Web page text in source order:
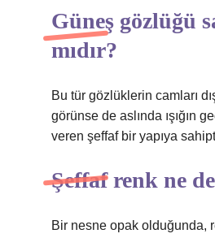
Güneş gözlüğü
mıdır?
Bu tür gözlüklerin camları
görünse de aslında ışığın
veren şeffaf bir yapıya
Şeffaf renk ne
Bir nesne opak olduğunda,